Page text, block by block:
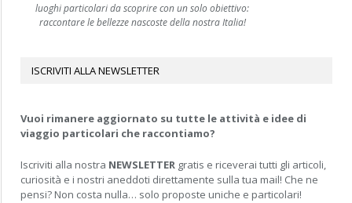
luoghi particolari da scoprire con un solo obiettivo:
raccontare le bellezze nascoste della nostra Italia!
ISCRIVITI ALLA NEWSLETTER
Vuoi rimanere aggiornato su tutte le attività e idee di
viaggio particolari che raccontiamo?
Iscriviti alla nostra NEWSLETTER gratis e riceverai tutti gli articoli,
curiosità e i nostri aneddoti direttamente sulla tua mail! Che ne
pensi? Non costa nulla… solo proposte uniche e particolari!